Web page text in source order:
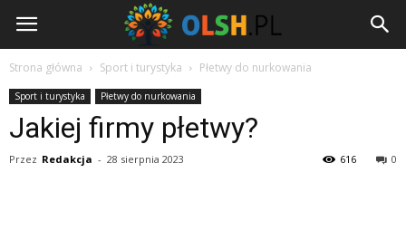
Olsh.pl
Strona główna Sport i turystyka Płetwy do nurkowania
Sport i turystyka Płetwy do nurkowania
Jakiej firmy płetwy?
Przez Redakcja - 28 sierpnia 2023 0
616